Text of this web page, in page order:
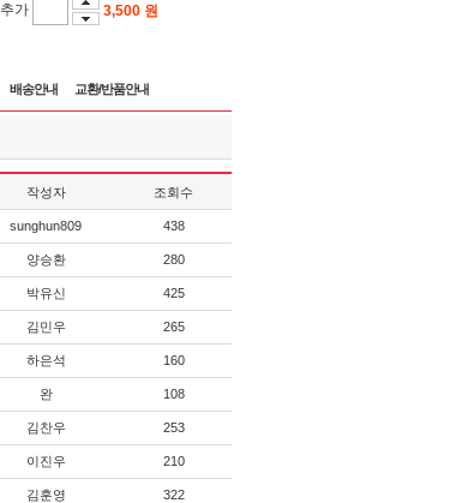
추가
3,500 원
배송안내 교환/반품안내
작성자 조회수
sunghun809 438
양승환 280
박유신 425
김민우 265
하은석 160
완 108
김찬우 253
이진우 210
김훈영 322